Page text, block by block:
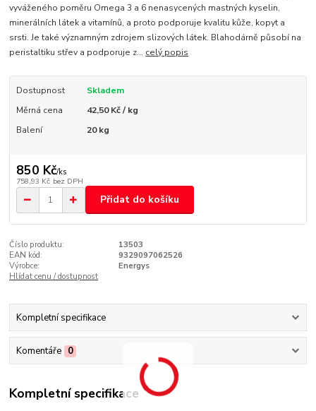
vyváženého poměru Omega 3 a 6 nenasycených mastných kyselin,
minerálních látek a vitamínů, a proto podporuje kvalitu kůže, kopyt a
srsti. Je také významným zdrojem slizových látek. Blahodárně působí na
peristaltiku střev a podporuje z... celý popis
Dostupnost
Skladem
Měrná cena
42,50 Kč / kg
Balení
20 kg
850 Kč/ks
758,93 Kč bez DPH
Přidat do košíku
Číslo produktu:
13503
EAN kód:
9329097062526
Výrobce:
Energys
Hlídat cenu / dostupnost
Kompletní specifikace
Komentáře 0
Kompletní specifikace